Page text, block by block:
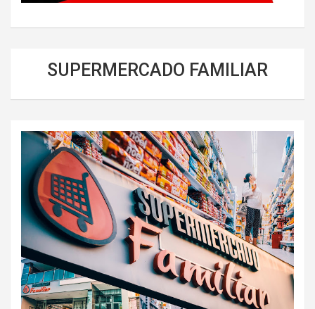
SUPERMERCADO FAMILIAR